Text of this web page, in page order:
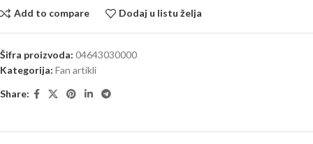
Add to compare Dodaj u listu želja
Šifra proizvoda: 04643030000
Kategorija: Fan artikli
Share: